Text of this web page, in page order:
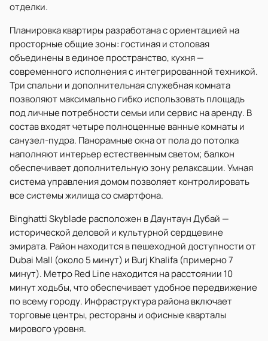
отделки.
Планировка квартиры разработана с ориентацией на
просторные общие зоны: гостиная и столовая
объединены в единое пространство, кухня —
современного исполнения с интегрированной техникой.
Три спальни и дополнительная служебная комната
позволяют максимально гибко использовать площадь
под личные потребности семьи или сервис на аренду. В
состав входят четыре полноценные ванные комнаты и
санузел-пудра. Панорамные окна от пола до потолка
наполняют интерьер естественным светом; балкон
обеспечивает дополнительную зону релаксации. Умная
система управления домом позволяет контролировать
все системы жилища со смартфона.
Binghatti Skyblade расположен в Даунтаун Дубай —
исторической деловой и культурной сердцевине
эмирата. Район находится в пешеходной доступности от
Dubai Mall (около 5 минут) и Burj Khalifa (примерно 7
минут). Метро Red Line находится на расстоянии 10
минут ходьбы, что обеспечивает удобное передвижение
по всему городу. Инфраструктура района включает
торговые центры, рестораны и офисные кварталы
мирового уровня.